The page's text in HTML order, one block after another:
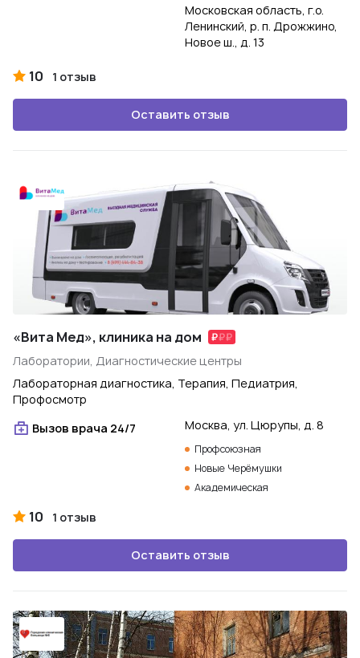
Московская область, г.о.
Ленинский, р. п. Дрожжино,
Новое ш., д. 13
10 1 отзыв
Оставить отзыв
«Вита Мед», клиника на дом
Лаборатории, Диагностические центры
Лабораторная диагностика, Терапия, Педиатрия,
Профосмотр
Вызов врача 24/7
Москва, ул. Цюрупы, д. 8
Профсоюзная
Новые Черёмушки
Академическая
10 1 отзыв
Оставить отзыв